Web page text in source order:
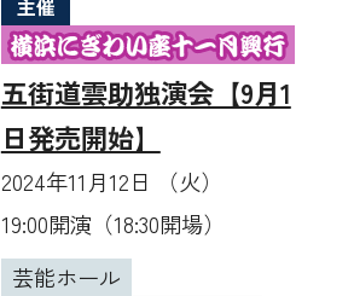
主催
五街道雲助独演会【9月1
日発売開始】
2024年11月12日 （火）
19:00開演（18:30開場）
芸能ホール